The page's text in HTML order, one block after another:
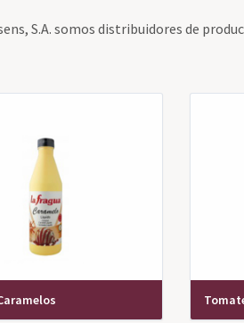
S.A. somos distribuidores de